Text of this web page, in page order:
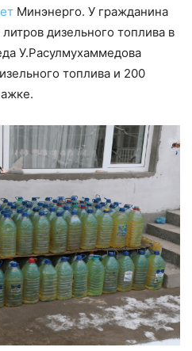
Минэнерго. У гражданина
дизельного топлива в
У.Расулмухаммедова
топлива и 200